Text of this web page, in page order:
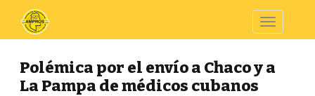
Toggle
Polémica por el envío a Chaco y a
La Pampa de médicos cubanos